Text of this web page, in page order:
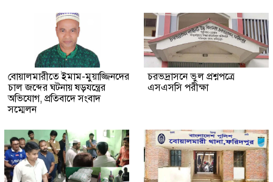
বোয়ালমারীতে ইমাম-মুয়াজ্জিনদের
চাল জব্দের ঘটনায় ষড়যন্ত্রের
অভিযোগ, প্রতিবাদে সংবাদ
সম্মেলন
চরভদ্রাসনে ভুল প্রশ্নপত্রে
এসএসসি পরীক্ষা